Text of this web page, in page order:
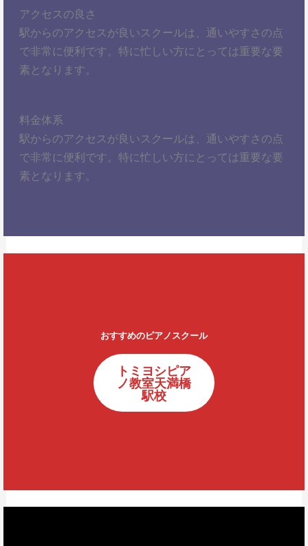
アクセスの良さ
駅からのアクセスが良いスクールは、通いやすさの点
で非常に便利です。特に忙しい方にとっては重要な要
素となります。
料金体系
駅からのアクセスが良いスクールは、通いやすさの点
で非常に便利です。特に忙しい方にとっては重要な要
素となります。
おすすめのピアノスクール
トミヨシピア
ノ教室天満橋
駅校